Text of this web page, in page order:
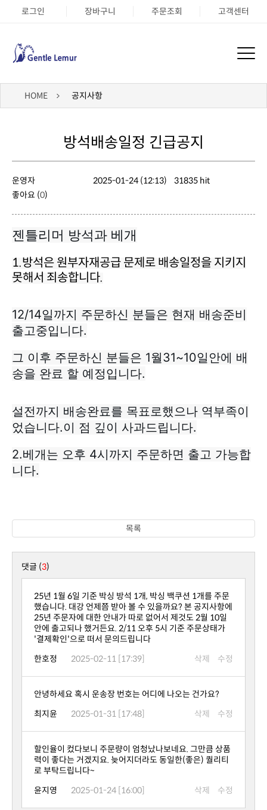
로그인 장바구니 주문조회 고객센터
HOME 공지사항
방석배송일정 긴급공지
운영자 2025-01-24 (12:13)
31835 hit
좋아요 (0)
젠틀리머 방석과 베개
못해서 죄송합니다.
출고중입니다.
송을 완료 할 예정입니다.
었습니다.이 점 깊이 사과드립니다.
니다.
목록
댓글 (3)
'결제확인'으로 떠서 문의드립니다
한호정
2025-02-11 [17:39] 삭제 수정
안녕하세요 혹시 운송장 번호는 어디에 나오는 건가요?
최지윤
2025-01-31 [17:48] 삭제 수정
로 부탁드립니다~
윤지영
2025-01-24 [16:00] 삭제 수정